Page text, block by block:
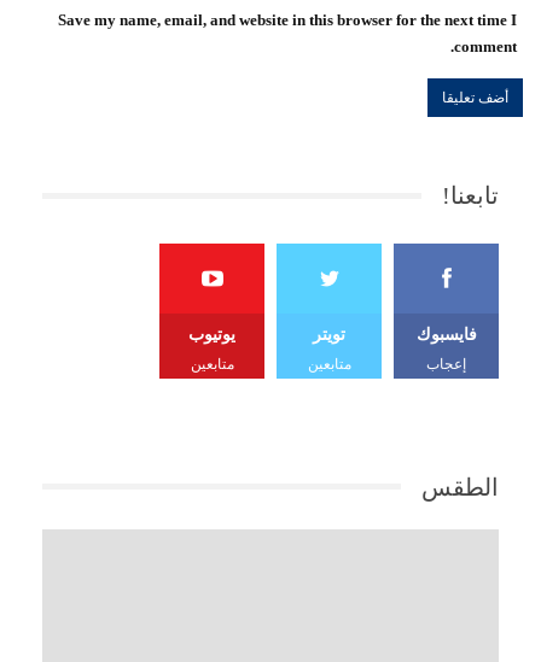
Save my name, email, and website in this browser for the next time I
comment.
تابعنا!
فايسبوك
إعجاب
تويتر
متابعين
يوتيوب
متابعين
الطقس